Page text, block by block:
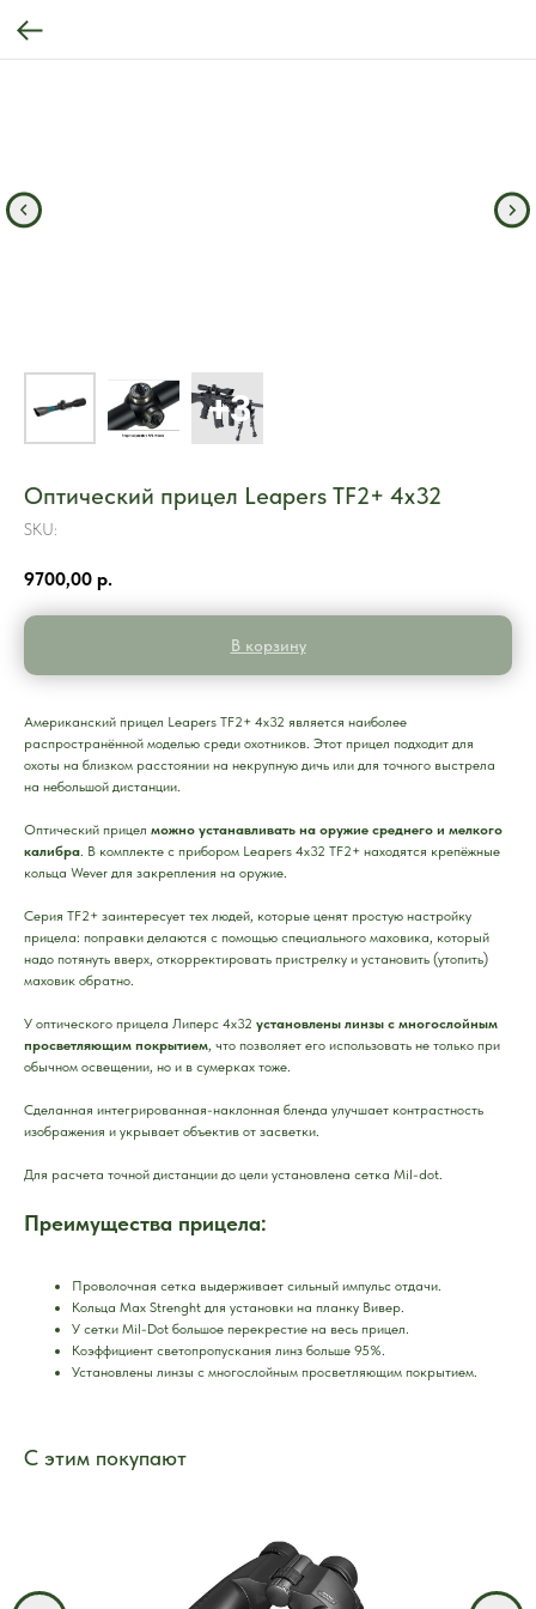
Оптический прицел Leapers TF2+ 4x32
SKU:
9700,00 р.
В корзину
Американский прицел Leapers TF2+ 4x32 является наиболее
распространённой моделью среди охотников. Этот прицел подходит для
охоты на близком расстоянии на некрупную дичь или для точного выстрела
на небольшой дистанции.
Оптический прицел можно устанавливать на оружие среднего и мелкого
калибра. В комплекте с прибором Leapers 4x32 TF2+ находятся крепёжные
кольца Wever для закрепления на оружие.
Серия TF2+ заинтересует тех людей, которые ценят простую настройку
прицела: поправки делаются с помощью специального маховика, который
надо потянуть вверх, откорректировать пристрелку и установить (утопить)
маховик обратно.
У оптического прицела Липерс 4х32 установлены линзы с многослойным
просветляющим покрытием, что позволяет его использовать не только при
обычном освещении, но и в сумерках тоже.
Сделанная интегрированная-наклонная бленда улучшает контрастность
изображения и укрывает объектив от засветки.
Для расчета точной дистанции до цели установлена сетка Mil-dot.
Преимущества прицела:
Проволочная сетка выдерживает сильный импульс отдачи.
Кольца Max Strenght для установки на планку Вивер.
У сетки Mil-Dot большое перекрестие на весь прицел.
Коэффициент светопропускания линз больше 95%.
Установлены линзы с многослойным просветляющим покрытием.
С этим покупают